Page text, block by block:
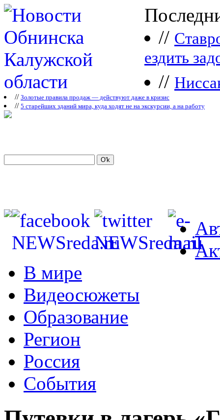
//
ездить
//
// Зoлoтые прaвилa продаж — действуют даже в кризис
// 5 старейших зданий мира, куда ходят не на экскурсии, а на работу
В мире
Видеосюжеты
Образование
Регион
Россия
События